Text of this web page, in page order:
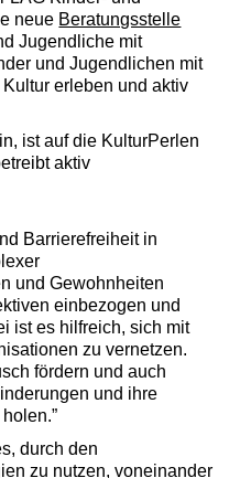
neue Beratungsstelle
Jugendliche mit
und Jugendlichen mit
erleben und aktiv
ist auf die KulturPerlen
aktiv
Barrierefreiheit in
und Gewohnheiten
einbezogen und
ist es hilfreich, sich mit
zu vernetzen.
fördern und auch
und ihre
durch den
zu nutzen, voneinander